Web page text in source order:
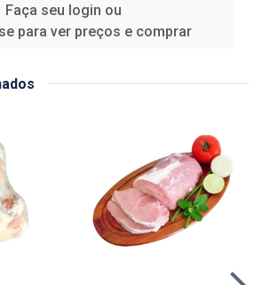
Faça seu login ou
para ver preços e comprar